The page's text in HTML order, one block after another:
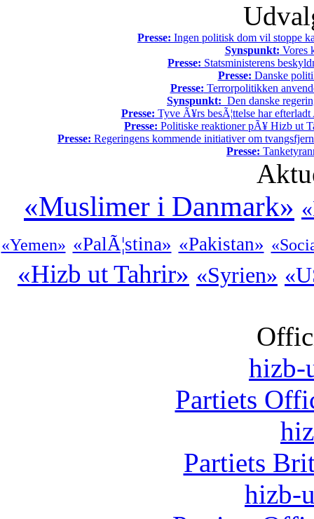
Presse: Ingen politisk dom vil stoppe
Synspunkt: Vores
Presse: Statsministerens
Presse: Danske
Presse: Terrorpolitikken
Synspunkt: Den danske
Presse: Tyve Ã¥rs besÃ¦ttelse har
Presse: Politiske reaktioner pÃ¥ Hizb ut
Presse: Regeringens kommende initiativer om
Presse:
«Muslimer i Danmark»
«Yemen» «PalÃ¦stina» «Pakistan»
«Hizb ut Tahrir» «Syrien»
hizb-
Partiets
Partiets
hizb-